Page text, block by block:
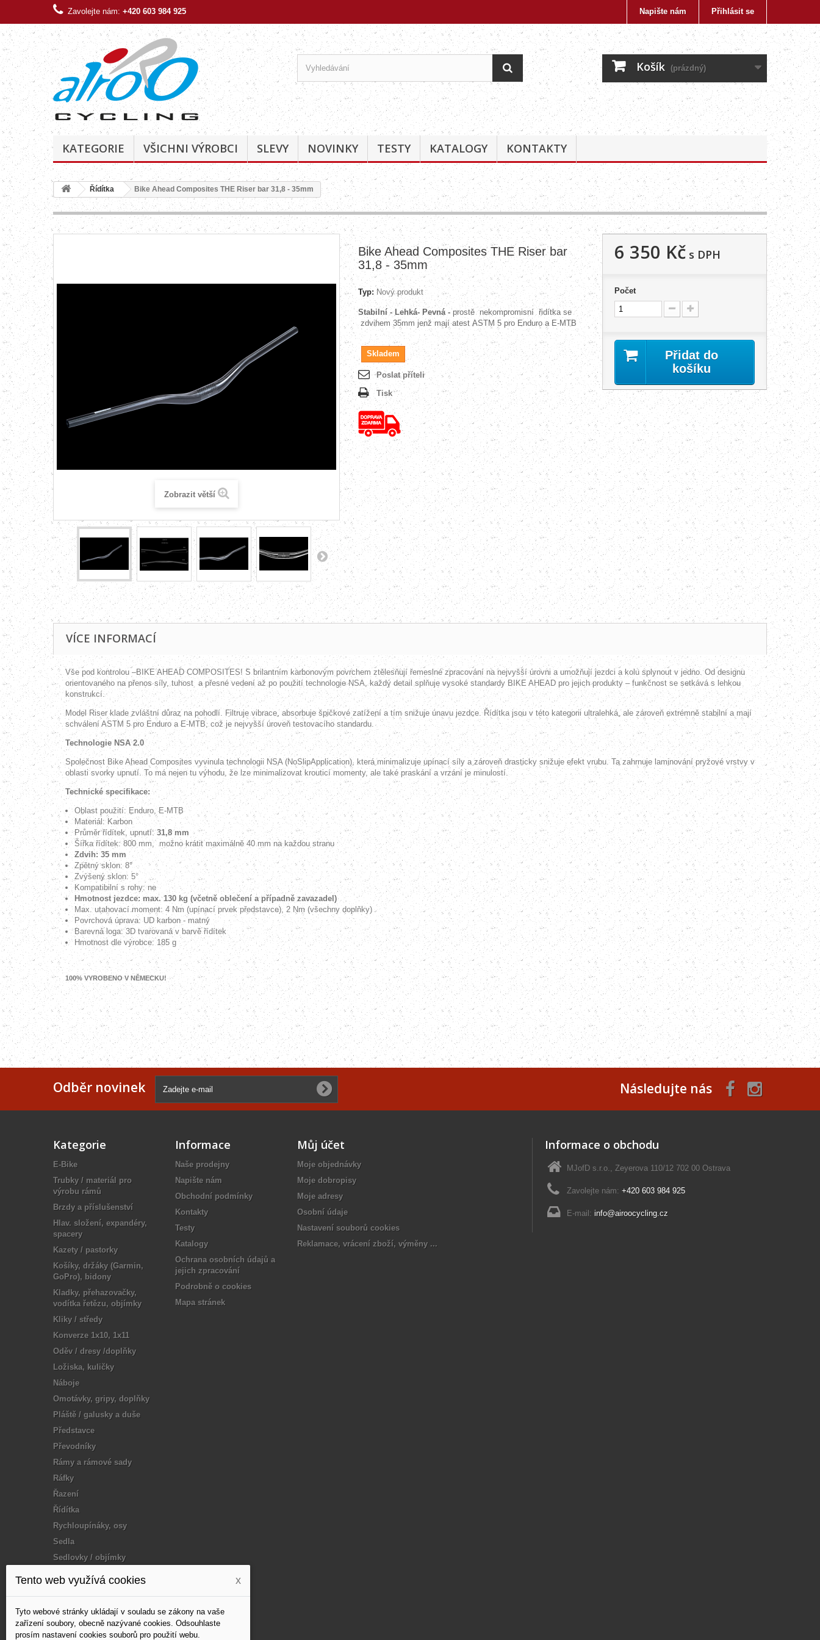
Přihlásit se
Napište nám
Zavolejte nám: +420 603 984 925
Košík (prázdný)
KATEGORIE VŠICHNI VÝROBCI SLEVY NOVINKY TESTY KATALOGY KONTAKTY
Řídítka Bike Ahead Composites THE Riser bar 31,8 - 35mm
Zobrazit větší
Bike Ahead Composites THE Riser bar
31,8 - 35mm
Typ: Nový produkt
Stabilní - Lehká- Pevná -prostě nekompromisní řidítka se
zdvihem 35mm jenž mají atest ASTM 5 pro Enduro a E-MTB
Skladem
Poslat příteli
Tisk
6 350 Kčs DPH
Počet
Přidat do
košíku
VÍCE INFORMACÍ
Vše pod kontrolou –BIKE AHEAD COMPOSITES! S brilantním karbonovým povrchem ztělesňují řemeslné zpracování na nejvyšší úrovni a umožňují jezdci a kolu splynout v jedno. Od designu
orientovaného na přenos síly, tuhost a přesné vedení až po použití technologie NSA, každý detail splňuje vysoké standardy BIKE AHEAD pro jejich produkty – funkčnost se setkává s lehkou
konstrukcí.
Model Riser klade zvláštní důraz na pohodlí. Filtruje vibrace, absorbuje špičkové zatížení a tím snižuje únavu jezdce. Řídítka jsou v této kategorii ultralehká, ale zároveň extrémně stabilní a mají
schválení ASTM 5 pro Enduro a E-MTB, což je nejvyšší úroveň testovacího standardu.
Technologie NSA 2.0
Společnost Bike Ahead Composites vyvinula technologii NSA (NoSlipApplication), která minimalizuje upínací síly a zároveň drasticky snižuje efekt vrubu. Ta zahrnuje laminování pryžové vrstvy v
oblasti svorky upnutí. To má nejen tu výhodu, že lze minimalizovat krouticí momenty, ale také praskání a vrzání je minulostí.
Technické specifikace:
Oblast použití: Enduro, E-MTB
Materiál: Karbon
Průměr řídítek, upnutí:31,8 mm
Šířka řídítek: 800 mm, možno krátit maximálně 40 mm na každou stranu
Zdvih: 35 mm
Zpětný sklon: 8°
Zvýšený sklon: 5°
Kompatibilní s rohy: ne
Hmotnost jezdce: max. 130 kg (včetně oblečení a případně zavazadel)
Max. utahovací moment: 4 Nm (upínací prvek představce), 2 Nm (všechny doplňky)
Povrchová úprava: UD karbon - matný
Barevná loga: 3D tvarovaná v barvě řídítek
Hmotnost dle výrobce: 185 g
100% VYROBENO V NĚMECKU!
Odběr novinek Následujte nás
Kategorie
E-Bike
Trubky / materiál pro
výrobu rámů
Brzdy a příslušenství
Hlav. složení, expandéry,
spacery
Kazety / pastorky
Košíky, držáky (Garmin,
GoPro), bidony
Kladky, přehazovačky,
vodítka řetězu, objímky
Kliky / středy
Konverze 1x10, 1x11
Oděv / dresy /doplňky
Ložiska, kuličky
Náboje
Omotávky, gripy, doplňky
Pláště / galusky a duše
Představce
Převodníky
Rámy a rámové sady
Ráfky
Řazení
Řídítka
Rychloupínáky, osy
Sedla
Sedlovky / objímky
Tuning / doplňky
Vidlice
Výplet - paprsky
Zapletená kola, Disc,
Informace
Naše prodejny
Napište nám
Obchodní podmínky
Kontakty
Testy
Katalogy
Ochrana osobních údajů a
jejich zpracování
Podrobně o cookies
Mapa stránek
Můj účet
Moje objednávky
Moje dobropisy
Moje adresy
Osobní údaje
Nastavení souborů cookies
Reklamace, vrácení zboží, výměny ...
Informace o obchodu
MJofD s.r.o., Zeyerova 110/12 702 00 Ostrava
Zavolejte nám: +420 603 984 925
E-mail: info@airoocycling.cz
Tento web využívá cookies x
Tyto webové stránky ukládají v souladu se zákony na vaše
zařízení soubory, obecně nazývané cookies. Odsouhlaste
prosím nastavení cookies souborů pro použití webu.